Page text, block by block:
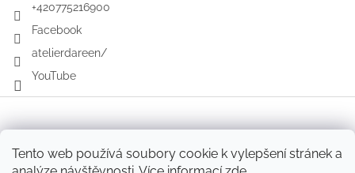
Tento web používá soubory cookie k vylepšení stránek a
+420775216900
Facebook
atelierdareen/
YouTube